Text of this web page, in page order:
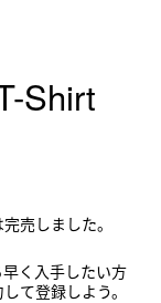
Shirt
売しました。
く入手したい方
て登録しよう。